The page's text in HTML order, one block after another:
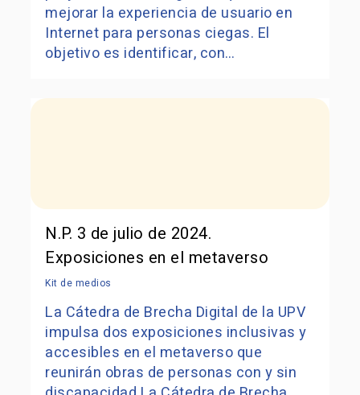
mejorar la experiencia de usuario en
Internet para personas ciegas. El
objetivo es identificar, con…
N.P. 3 de julio de 2024.
Exposiciones en el metaverso
Kit de medios
La Cátedra de Brecha Digital de la UPV
impulsa dos exposiciones inclusivas y
accesibles en el metaverso que
reunirán obras de personas con y sin